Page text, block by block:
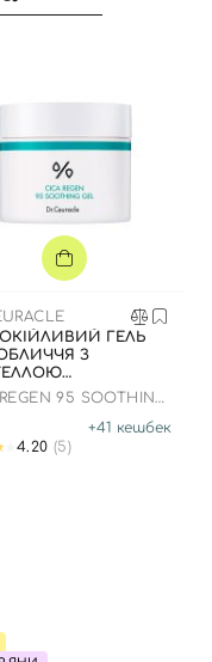
ГЕЛЬ
З
110 МЛ
95 SOOTHING
+41 кешбек
4.20 (5)
Реєстрація
реєстрації ви